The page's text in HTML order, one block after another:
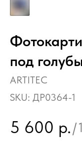
под
ARTITEC
SKU: ДР0364-1
5 600 р./